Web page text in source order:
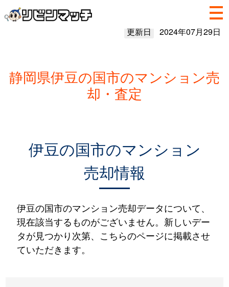
更新日 2024年07月29日
静岡県伊豆の国市のマンション売
却・査定
伊豆の国市のマンション
売却情報
伊豆の国市のマンション売却データについて、
現在該当するものがございません。新しいデー
タが見つかり次第、こちらのページに掲載させ
ていただきます。